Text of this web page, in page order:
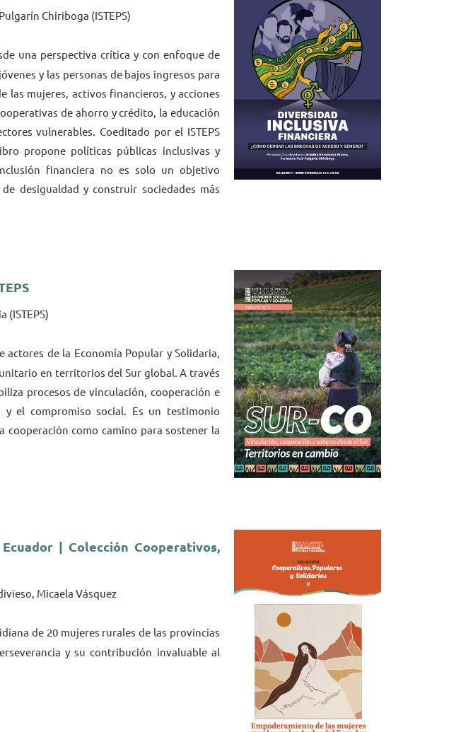
Chiriboga (ISTEPS)
una perspectiva crítica y con enfoque de
y las personas de bajos ingresos para
mujeres, activos financieros, y acciones
de ahorro y crédito, la educación
vulnerables. Coeditado por el ISTEPS
propone políticas públicas inclusivas y
financiera no es solo un objetivo
desigualdad y construir sociedades más
(ISTEPS)
de la Economía Popular y Solidaria,
en territorios del Sur global. A través
procesos de vinculación, cooperación e
y el compromiso social. Es un testimonio
cooperación como camino para sostener la
| Colección Cooperativos,
Micaela Vásquez
de 20 mujeres rurales de las provincias
y su contribución invaluable al